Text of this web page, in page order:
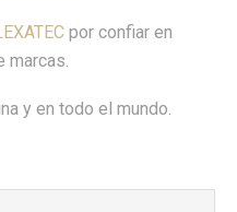
por confiar en
marcas.
y en todo el mundo.